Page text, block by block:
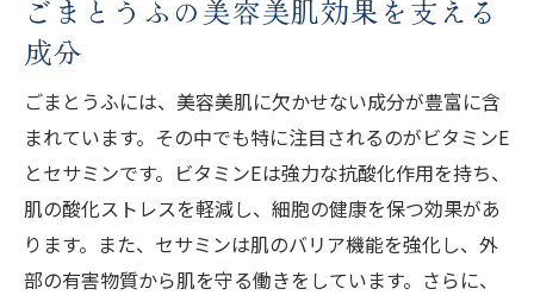
ごまとうふの美容美肌効果を支える
成分
ごまとうふには、美容美肌に欠かせない成分が豊富に含
まれています。その中でも特に注目されるのがビタミンE
とセサミンです。ビタミンEは強力な抗酸化作用を持ち、
肌の酸化ストレスを軽減し、細胞の健康を保つ効果があ
ります。また、セサミンは肌のバリア機能を強化し、外
部の有害物質から肌を守る働きをしています。さらに、